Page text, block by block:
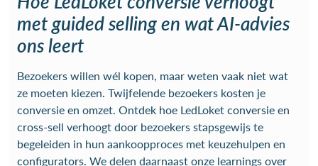
met guided selling en wat AI-advies
ons leert
Bezoekers willen wél kopen, maar weten vaak niet wat
ze moeten kiezen. Twijfelende bezoekers kosten je
conversie en omzet. Ontdek hoe LedLoket conversie en
cross-sell verhoogt door bezoekers stapsgewijs te
begeleiden in hun aankoopproces met keuzehulpen en
configurators. We delen daarnaast onze learnings over